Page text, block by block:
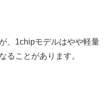
、1chipモデルはやや軽量
ることがあります。